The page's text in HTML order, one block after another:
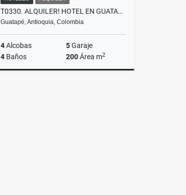
T0330. ALQUILER! HOTEL EN GUATAPÉ CON ACCESO A LA REPRESA
Guatapé, Antioquia, Colombia
4Alcobas 5Garaje
4 Baños 200Área m2